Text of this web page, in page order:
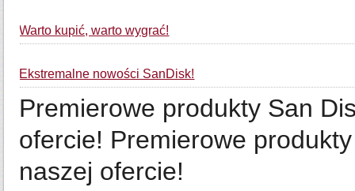
Warto kupić, warto wygrać!
Ekstremalne nowości SanDisk!
Premierowe produkty San
ofercie! Premierowe
naszej ofercie!